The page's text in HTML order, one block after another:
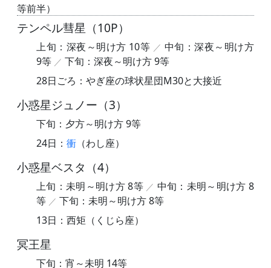
等前半）
テンペル彗星（10P）
上旬：深夜～明け方 10等
中旬：深夜～明け方
9等
下旬：深夜～明け方 9等
28日ごろ：やぎ座の球状星団M30と大接近
小惑星ジュノー（3）
下旬：夕方～明け方 9等
24日： 衝 （わし座）
小惑星ベスタ（4）
上旬：未明～明け方 8等
中旬：未明～明け方 8
等
下旬：未明～明け方 8等
13日：西矩（くじら座）
冥王星
下旬：宵～未明 14等